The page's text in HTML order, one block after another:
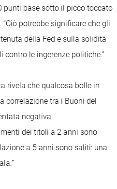
punti base sotto il picco toccato
“Ciò potrebbe significare che gli
della Fed e sulla solidità
le ingerenze politiche.”
rivela che qualcosa bolle in
correlazione tra i Buoni del
negativa.
dei titoli a 2 anni sono
a 5 anni sono saliti: una